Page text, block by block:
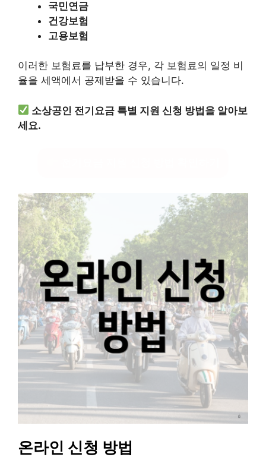
국민연금
건강보험
고용보험
이러한 보험료를 납부한 경우, 각 보험료의 일정 비
율을 세액에서 공제받을 수 있습니다.
소상공인 전기요금 특별 지원 신청 방법을 알아보
세요.
온라인 신청 방법